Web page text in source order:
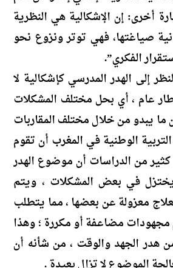
أخرى: إن الإشكالية هي النظرية
صياغتها، فهي توتر ونزوع نحو
الفكري”.
إلى الهدر المدرسي كإشكالية لا
عام ، أي بحل مختلف المشكلات
ما يبدو من خلال مختلف المقاربات
الوطنية في المغرب أن تقوم
كثير من الدراسات أن موضوع الهدر
يختزل في بعض المشكلات ، ويتم
معزولة عن بعضها ، مما يتطلب
مجهودات مضاعفة أو مكررة ؛ وهذا
هدر الجهد والوقت ، من شأنه أن